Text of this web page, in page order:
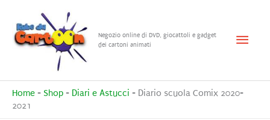
contenuto
Negozio online di DVD, giocattoli e gadget
dei cartoni animati
Menu
Home - Shop - Diari e Astucci - Diario scuola Comix 2020-
2021